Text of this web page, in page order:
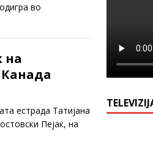
во
на
естрада Татијана
Пејак, на